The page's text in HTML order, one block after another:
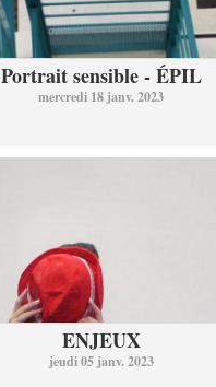
Portrait sensible - ÉPIL
mercredi 18 janv. 2023
ENJEUX
jeudi 05 janv. 2023